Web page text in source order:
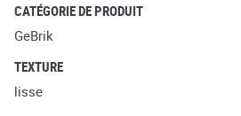
CATÉGORIE DE PRODUIT
GeBrik
TEXTURE
lisse